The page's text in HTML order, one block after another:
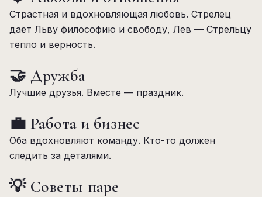
Страстная и вдохновляющая любовь. Стрелец
даёт Льву философию и свободу, Лев — Стрельцу
тепло и верность.
🤝 Дружба
Лучшие друзья. Вместе — праздник.
💼 Работа и бизнес
Оба вдохновляют команду. Кто-то должен
следить за деталями.
💡 Советы паре